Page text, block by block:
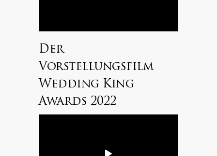
Der
Vorstellungsfilm
Wedding King
Awards 2022